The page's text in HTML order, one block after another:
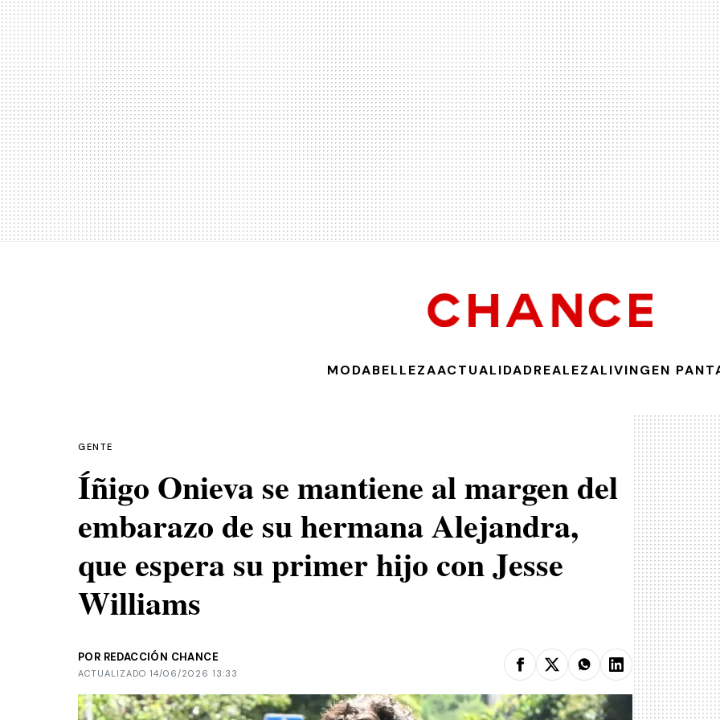
MODABELLEZAACTUALIDADREALEZALIVINGEN
GENTE
Íñigo Onieva se mantiene al margen del
embarazo de su hermana Alejandra,
que espera su primer hijo con Jesse
Williams
POR REDACCIÓN CHANCE
ACTUALIZADO 14/06/2026 13:33